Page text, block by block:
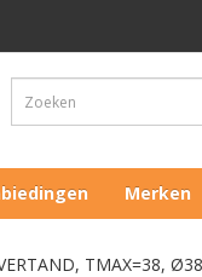
Merken
TMAX=38, Ø38